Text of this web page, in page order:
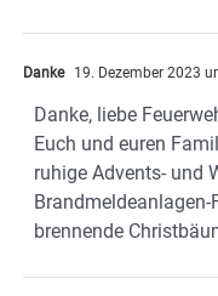
Danke 19. Dezember 2023
Danke, liebe
Euch und euren
ruhige Advents- und
brennende